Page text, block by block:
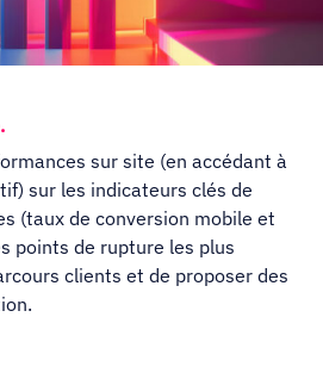
sur site (en accédant à
sur les indicateurs clés de
(taux de conversion mobile et
points de rupture les plus
clients et de proposer des